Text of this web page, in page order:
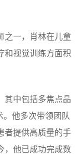
之一，肖林在儿童
和视觉训练方面积
其中包括多焦点晶
他多次带领团队
者提供高质量的手
，他已成功完成数